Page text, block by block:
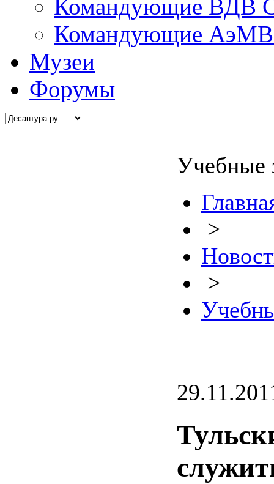
Командующие ВДВ
Командующие АэМВ
Музеи
Форумы
Учебные
>
>